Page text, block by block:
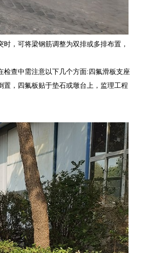
，可将梁钢筋调整为双排或多排布置，
查中需注意以下几个方面:四氟滑板支座
，四氟板贴于垫石或墩台上，监理工程